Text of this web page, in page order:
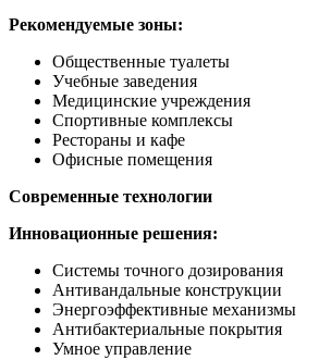
Рекомендуемые зоны:
Общественные туалеты
Учебные заведения
Медицинские учреждения
Спортивные комплексы
Рестораны и кафе
Офисные помещения
Современные технологии
Инновационные решения:
Системы точного дозирования
Антивандальные конструкции
Энергоэффективные механизмы
Антибактериальные покрытия
Умное управление